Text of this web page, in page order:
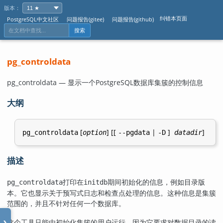
版本：
PostgreSQL中文社区
问题报告(gitee) 问题报告(github) 纠错本页面
搜索
pg_controldata
pg_controldata — 显示一个PostgreSQL数据库集簇的控制信息
大纲
pg_controldata[option] [[ --pgdata| -D] datadir]
描述
pg_controldata打印在initdb期间初始化的信息，例如目录版
本。它也显示关于预写式日志和检查点处理的信息。这种信息是集簇
范围的，并且不针对任何一个数据库。